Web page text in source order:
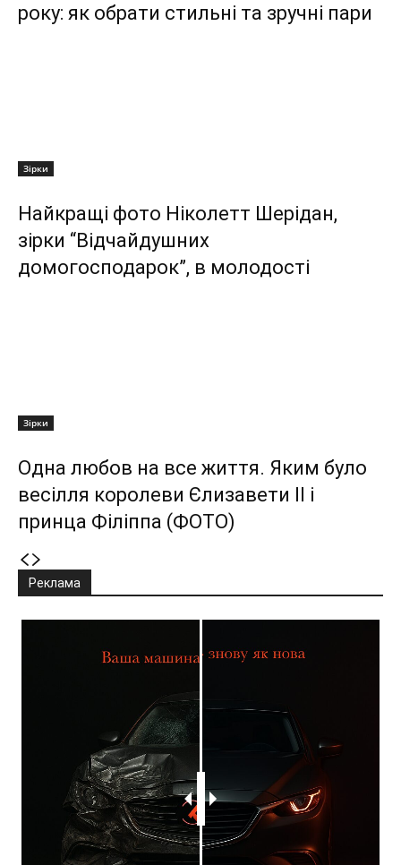
року: як обрати стильні та зручні пари
Зірки
Найкращі фото Ніколетт Шерідан,
зірки “Відчайдушних
домогосподарок”, в молодості
Зірки
Одна любов на все життя. Яким було
весілля королеви Єлизавети II і
принца Філіппа (ФОТО)
Реклама